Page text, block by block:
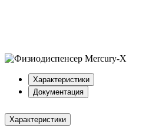
Характеристики
Документация
Характеристики